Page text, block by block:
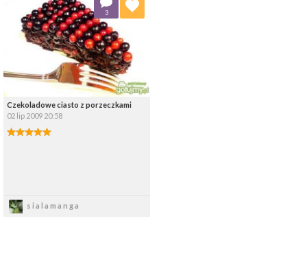
Czekoladowe ciasto z porzeczkami
02 lip 2009 20:58
sialamanga
3
Wybierz listę: